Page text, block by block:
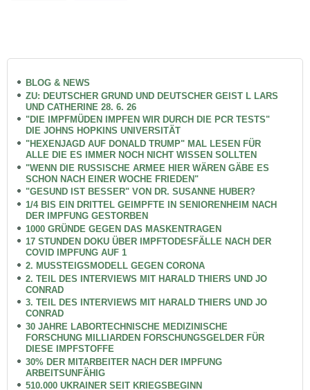
BLOG & NEWS
ZU: DEUTSCHER GRUND UND DEUTSCHER GEIST L LARS
UND CATHERINE 28. 6. 26
"DIE IMPFMÜDEN IMPFEN WIR DURCH DIE PCR TESTS"
DIE JOHNS HOPKINS UNIVERSITÄT
"HEXENJAGD AUF DONALD TRUMP" MAL LESEN FÜR
ALLE DIE ES IMMER NOCH NICHT WISSEN SOLLTEN
"WENN DIE RUSSISCHE ARMEE HIER WÄREN GÄBE ES
SCHON NACH EINER WOCHE FRIEDEN"
"GESUND IST BESSER" VON DR. SUSANNE HUBER?
1/4 BIS EIN DRITTEL GEIMPFTE IN SENIORENHEIM NACH
DER IMPFUNG GESTORBEN
1000 GRÜNDE GEGEN DAS MASKENTRAGEN
17 STUNDEN DOKU ÜBER IMPFTODESFÄLLE NACH DER
COVID IMPFUNG AUF 1
2. MUSSTEIGSMODELL GEGEN CORONA
2. TEIL DES INTERVIEWS MIT HARALD THIERS UND JO
CONRAD
3. TEIL DES INTERVIEWS MIT HARALD THIERS UND JO
CONRAD
30 JAHRE LABORTECHNISCHE MEDIZINISCHE
FORSCHUNG MILLIARDEN FORSCHUNGSGELDER FÜR
DIESE IMPFSTOFFE
30% DER MITARBEITER NACH DER IMPFUNG
ARBEITSUNFÄHIG
510.000 UKRAINER SEIT KRIEGSBEGINN